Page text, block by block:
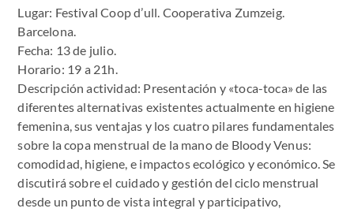
Lugar: Festival Coop d’ull. Cooperativa Zumzeig.
Barcelona.
Fecha: 13 de julio.
Horario: 19 a 21h.
Descripción actividad: Presentación y «toca-toca» de las
diferentes alternativas existentes actualmente en higiene
femenina, sus ventajas y los cuatro pilares fundamentales
sobre la copa menstrual de la mano de Bloody Venus:
comodidad, higiene, e impactos ecológico y económico. Se
discutirá sobre el cuidado y gestión del ciclo menstrual
desde un punto de vista integral y participativo,